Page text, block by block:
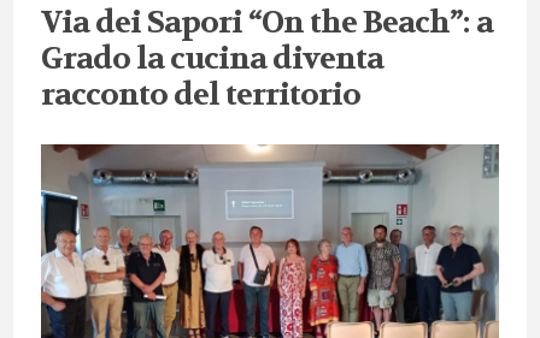
Via dei Sapori “On the Beach”: a
Grado la cucina diventa
racconto del territorio